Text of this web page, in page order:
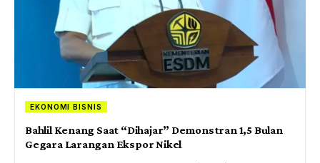
EKONOMI BISNIS
Bahlil Kenang Saat “Dihajar” Demonstran 1,5 Bulan
Gegara Larangan Ekspor Nikel